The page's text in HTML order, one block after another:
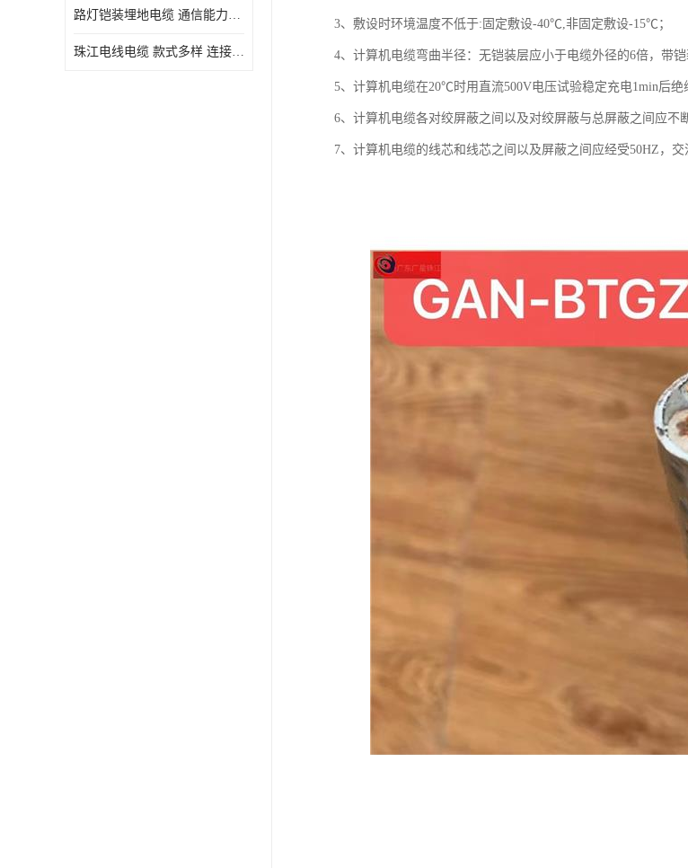
路灯铠装埋地电缆 通信能力强 受外界干扰小
珠江电线电缆 款式多样 连接可靠安全
3、敷设时环境温度不低于:固定敷设-40℃,非固定敷设-15℃；
4、计算机电缆弯曲半径：无铠装层应小于电缆外径的6倍，带
5、计算机电缆在20℃时用直流500V电压试验稳定充电1min后绝
6、计算机电缆各对绞屏蔽之间以及对绞屏蔽与总屏蔽之间应不
7、计算机电缆的线芯和线芯之间以及屏蔽之间应经受50HZ，交